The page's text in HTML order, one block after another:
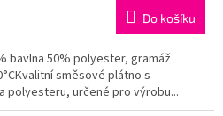
Do košíku
bavlna 50% polyester, gramáž
směsové plátno s
polyesteru, určené pro výrobu...